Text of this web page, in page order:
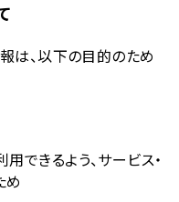
は、以下の目的のため
できるよう、サービス・
め